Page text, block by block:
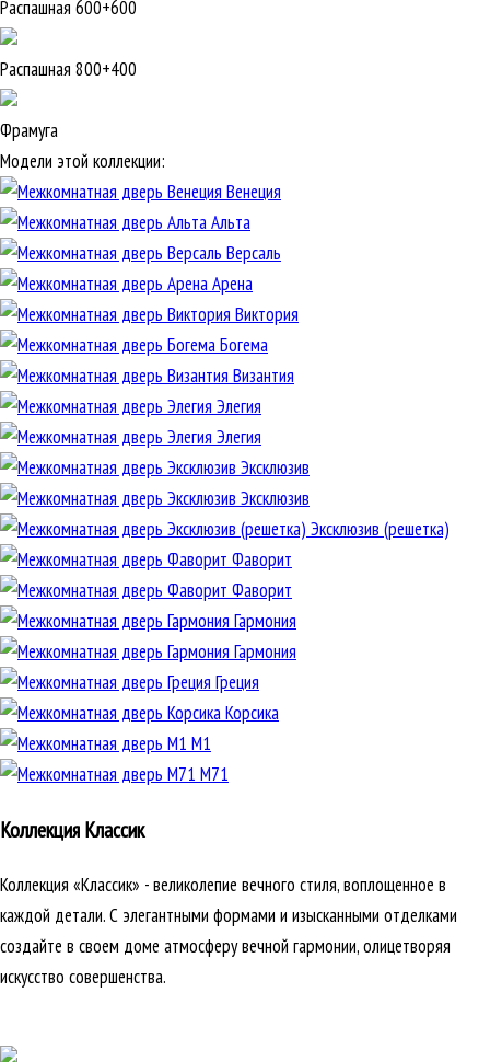
Распашная 600+600
Распашная 800+400
Фрамуга
Модели этой коллекции:
Венеция
Альта
Версаль
Арена
Виктория
Богема
Византия
Элегия
Элегия
Эксклюзив
Эксклюзив
Эксклюзив (решетка)
Фаворит
Фаворит
Гармония
Гармония
Греция
Корсика
М1
М71
Коллекция Классик
Коллекция «Классик» - великолепие вечного стиля, воплощенное в
каждой детали. С элегантными формами и изысканными отделками
создайте в своем доме атмосферу вечной гармонии, олицетворяя
искусство совершенства.